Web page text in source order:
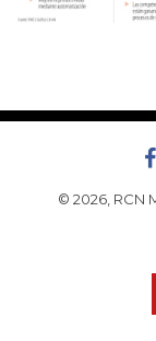
© 2026, RCN